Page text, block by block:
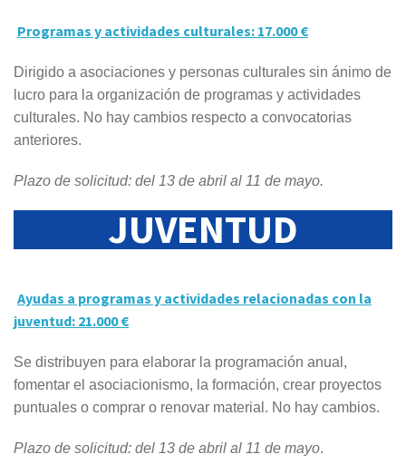
Programas y actividades culturales: 17.000 €
Dirigido a asociaciones y personas culturales sin ánimo de
lucro para la organización de programas y actividades
culturales. No hay cambios respecto a convocatorias
anteriores.
Plazo de solicitud: del 13 de abril al 11 de mayo.
JUVENTUD
Ayudas a programas y actividades relacionadas con la
juventud: 21.000 €
Se distribuyen para elaborar la programación anual,
fomentar el asociacionismo, la formación, crear proyectos
puntuales o comprar o renovar material. No hay cambios.
Plazo de solicitud: del 13 de abril al 11 de mayo.